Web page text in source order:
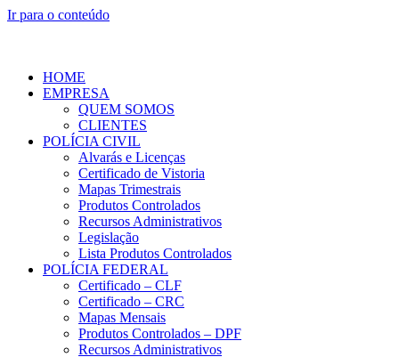
Ir para o conteúdo
HOME
EMPRESA
QUEM SOMOS
CLIENTES
POLÍCIA CIVIL
Alvarás e Licenças
Certificado de Vistoria
Mapas Trimestrais
Produtos Controlados
Recursos Administrativos
Legislação
Lista Produtos Controlados
POLÍCIA FEDERAL
Certificado – CLF
Certificado – CRC
Mapas Mensais
Produtos Controlados – DPF
Recursos Administrativos